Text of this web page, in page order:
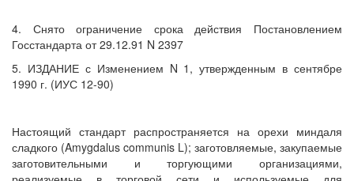
4. Снято ограничение срока действия Постановлением
Госстандарта от 29.12.91 N 2397
5. ИЗДАНИЕ с Изменением N 1, утвержденным в сентябре
1990 г. (ИУС 12-90)
Настоящий стандарт распространяется на орехи миндаля
сладкого (Amygdalus communis L); заготовляемые, закупаемые
заготовительными и торгующими организациями,